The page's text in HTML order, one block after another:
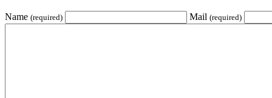
Name (required) Mail (required)